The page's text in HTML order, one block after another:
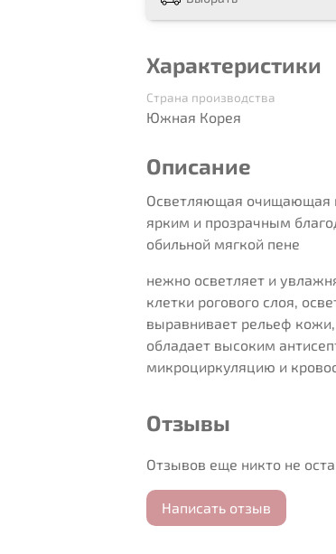
Характеристики
Страна производства
Южная Корея
Описание
Осветляющая очищающая
ярким и прозрачным
обильной мягкой пене
нежно осветляет и
клетки рогового слоя,
выравнивает рельеф
обладает высоким
микроциркуляцию и
Отзывы
Отзывов еще никто не
Написать отзыв